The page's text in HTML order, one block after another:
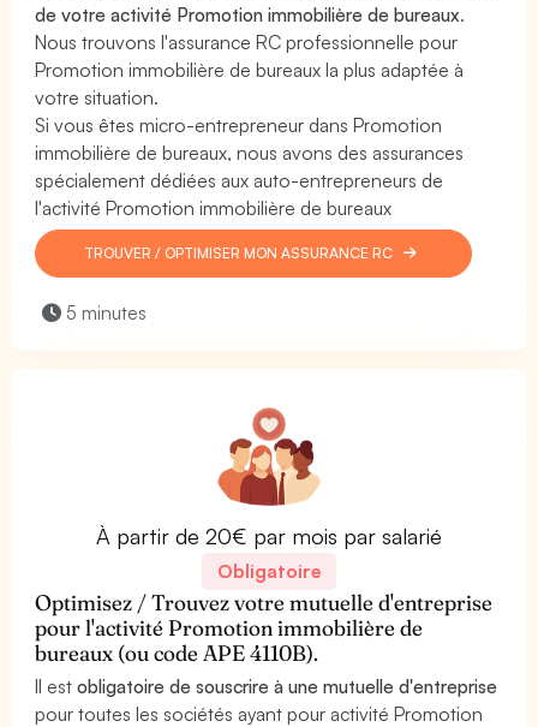
de votre activité Promotion immobilière de bureaux.
Nous trouvons l'assurance RC professionnelle pour
Promotion immobilière de bureaux la plus adaptée à
votre situation.
Si vous êtes micro-entrepreneur dans Promotion
immobilière de bureaux, nous avons des assurances
spécialement dédiées aux auto-entrepreneurs de
l'activité Promotion immobilière de bureaux
TROUVER / OPTIMISER MON ASSURANCE RC
5 minutes
À partir de 20€ par mois par salarié
Obligatoire
Optimisez / Trouvez votre mutuelle d'entreprise
pour l'activité Promotion immobilière de
bureaux (ou code APE 4110B).
Il estobligatoire de souscrire à une mutuelle d'entreprise
pour toutes les sociétés ayant pour activité Promotion